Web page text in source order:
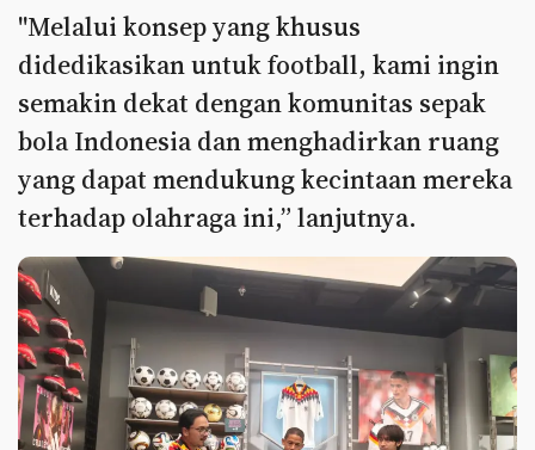
"Melalui konsep yang khusus
didedikasikan untuk football, kami ingin
semakin dekat dengan komunitas sepak
bola Indonesia dan menghadirkan ruang
yang dapat mendukung kecintaan mereka
terhadap olahraga ini,” lanjutnya.